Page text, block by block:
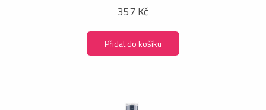
357 Kč
Přidat do košíku